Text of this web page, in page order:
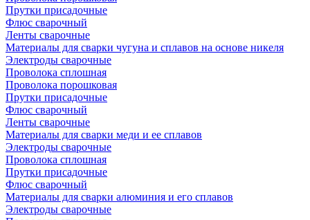
Прутки присадочные
Флюс сварочный
Ленты сварочные
Материалы для сварки чугуна и сплавов на основе никеля
Электроды сварочные
Проволока сплошная
Проволока порошковая
Прутки присадочные
Флюс сварочный
Ленты сварочные
Материалы для сварки меди и ее сплавов
Электроды сварочные
Проволока сплошная
Прутки присадочные
Флюс сварочный
Материалы для сварки алюминия и его сплавов
Электроды сварочные